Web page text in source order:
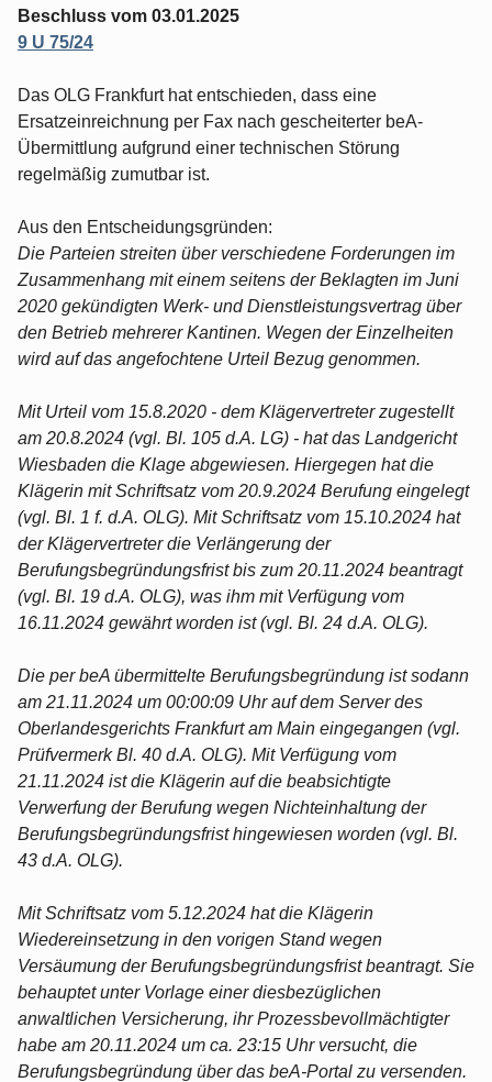
Beschluss vom 03.01.2025
9 U 75/24
Das OLG Frankfurt hat entschieden, dass eine
Ersatzeinreichnung per Fax nach gescheiterter beA-
Übermittlung aufgrund einer technischen Störung
regelmäßig zumutbar ist.
Aus den Entscheidungsgründen:
Die Parteien streiten über verschiedene Forderungen im
Zusammenhang mit einem seitens der Beklagten im Juni
2020 gekündigten Werk- und Dienstleistungsvertrag über
den Betrieb mehrerer Kantinen. Wegen der Einzelheiten
wird auf das angefochtene Urteil Bezug genommen.
Mit Urteil vom 15.8.2020 - dem Klägervertreter zugestellt
am 20.8.2024 (vgl. Bl. 105 d.A. LG) - hat das Landgericht
Wiesbaden die Klage abgewiesen. Hiergegen hat die
Klägerin mit Schriftsatz vom 20.9.2024 Berufung eingelegt
(vgl. Bl. 1 f. d.A. OLG). Mit Schriftsatz vom 15.10.2024 hat
der Klägervertreter die Verlängerung der
Berufungsbegründungsfrist bis zum 20.11.2024 beantragt
(vgl. Bl. 19 d.A. OLG), was ihm mit Verfügung vom
16.11.2024 gewährt worden ist (vgl. Bl. 24 d.A. OLG).
Die per beA übermittelte Berufungsbegründung ist sodann
am 21.11.2024 um 00:00:09 Uhr auf dem Server des
Oberlandesgerichts Frankfurt am Main eingegangen (vgl.
Prüfvermerk Bl. 40 d.A. OLG). Mit Verfügung vom
21.11.2024 ist die Klägerin auf die beabsichtigte
Verwerfung der Berufung wegen Nichteinhaltung der
Berufungsbegründungsfrist hingewiesen worden (vgl. Bl.
43 d.A. OLG).
Mit Schriftsatz vom 5.12.2024 hat die Klägerin
Wiedereinsetzung in den vorigen Stand wegen
Versäumung der Berufungsbegründungsfrist beantragt. Sie
behauptet unter Vorlage einer diesbezüglichen
anwaltlichen Versicherung, ihr Prozessbevollmächtigter
habe am 20.11.2024 um ca. 23:15 Uhr versucht, die
Berufungsbegründung über das beA-Portal zu versenden.